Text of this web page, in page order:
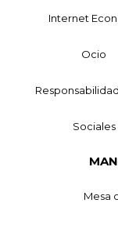
Internet
Ocio
Sociales
Mesa